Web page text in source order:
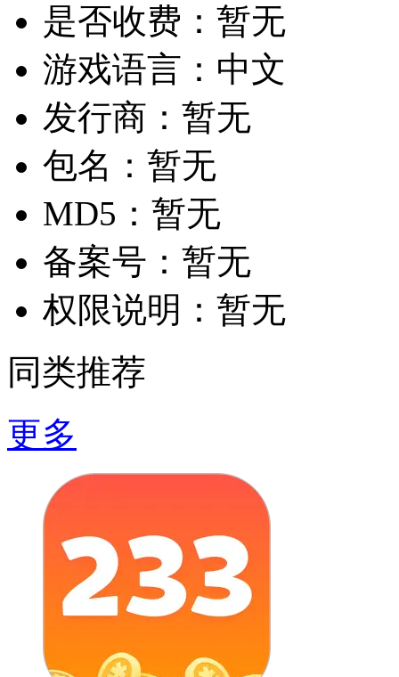
是否收费： 暂无
游戏语言： 中文
发行商： 暂无
包名： 暂无
MD5： 暂无
备案号： 暂无
权限说明： 暂无
同类推荐
更多